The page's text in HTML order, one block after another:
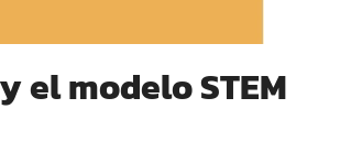
el modelo STEM